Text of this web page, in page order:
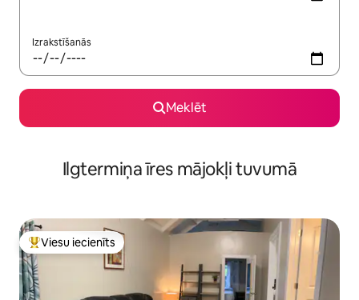
Izrakstīšanās
Meklēt
Ilgtermiņa īres mājokļi tuvumā
Populārs viesu iecienīts mājoklis
Viesu iecienīts